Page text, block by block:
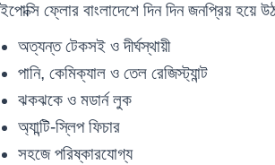
ইপোক্সি ফ্লোর বাংলাদেশে দিন দিন জনপ্রিয় হয়ে
অত্যন্ত টেকসই ও দীর্ঘস্থায়ী
পানি, কেমিক্যাল ও তেল রেজিস্ট্যান্ট
ঝকঝকে ও মডার্ন লুক
অ্যান্টি-স্লিপ ফিচার
সহজে পরিষ্কারযোগ্য